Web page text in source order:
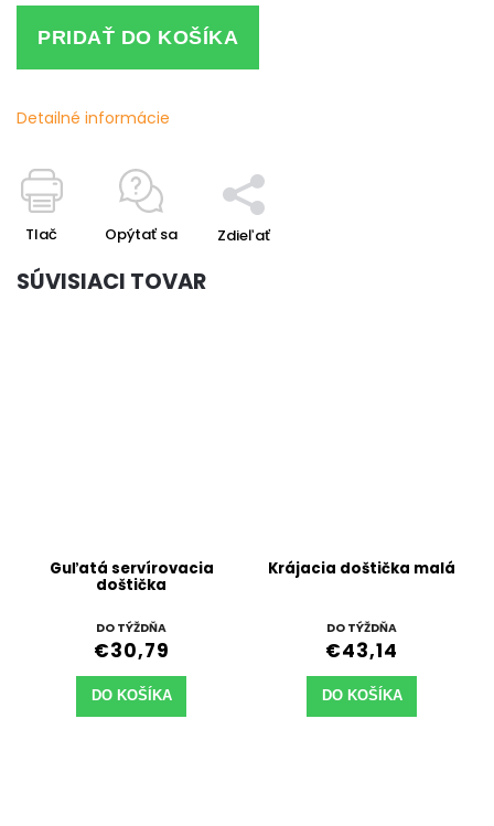
PRIDAŤ DO KOŠÍKA
Detailné informácie
Tlač Opýtať sa Zdieľať
SÚVISIACI TOVAR
Guľatá servírovacia
doštička
DO TÝŽDŇA
€30,79
DO KOŠÍKA
Krájacia doštička malá
DO TÝŽDŇA
€43,14
DO KOŠÍKA